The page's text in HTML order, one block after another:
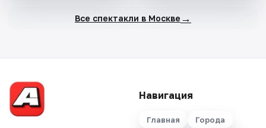
Все спектакли в Москве →
Навигация
Главная Города